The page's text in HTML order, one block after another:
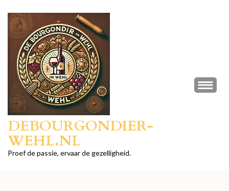
naar
inhoud
Enter)
DEBOURGONDIER-
WEHL.NL
Proef de passie, ervaar de gezelligheid.